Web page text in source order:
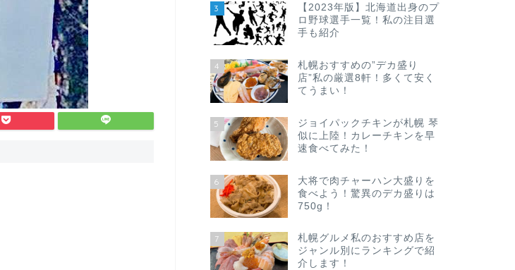
3
【2023年版】北海道出身のプ
ロ野球選手一覧！私の注目選
手も紹介
4
札幌おすすめの”デカ盛り
店”私の厳選8軒！多くて安く
てうまい！
5
ジョイパックチキンが札幌 琴
似に上陸！カレーチキンを早
速食べてみた！
6
大将で肉チャーハン大盛りを
食べよう！驚異のデカ盛りは
750g！
7
札幌グルメ私のおすすめ店を
ジャンル別にランキングで紹
介します！